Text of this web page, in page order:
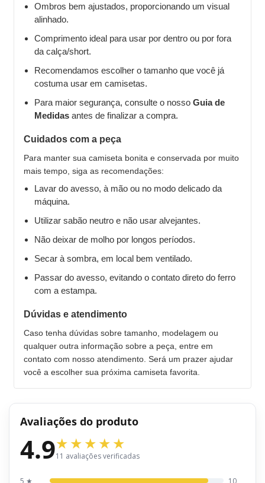
Ombros bem ajustados, proporcionando um visual
alinhado.
Comprimento ideal para usar por dentro ou por fora
da calça/short.
Recomendamos escolher o tamanho que você já
costuma usar em camisetas.
Para maior segurança, consulte o nosso Guia de
Medidas antes de finalizar a compra.
Cuidados com a peça
Para manter sua camiseta bonita e conservada por muito
mais tempo, siga as recomendações:
Lavar do avesso, à mão ou no modo delicado da
máquina.
Utilizar sabão neutro e não usar alvejantes.
Não deixar de molho por longos períodos.
Secar à sombra, em local bem ventilado.
Passar do avesso, evitando o contato direto do ferro
com a estampa.
Dúvidas e atendimento
Caso tenha dúvidas sobre tamanho, modelagem ou
qualquer outra informação sobre a peça, entre em
contato com nosso atendimento. Será um prazer ajudar
você a escolher sua próxima camiseta favorita.
Avaliações do produto
4.911 avaliações verificadas
5 ★ 10